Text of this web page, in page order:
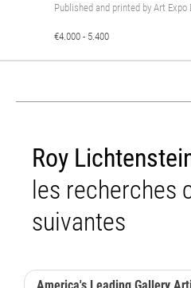
Published and printed by Art Expo
€4.000 - 5.400
Roy
les recherches
suivantes